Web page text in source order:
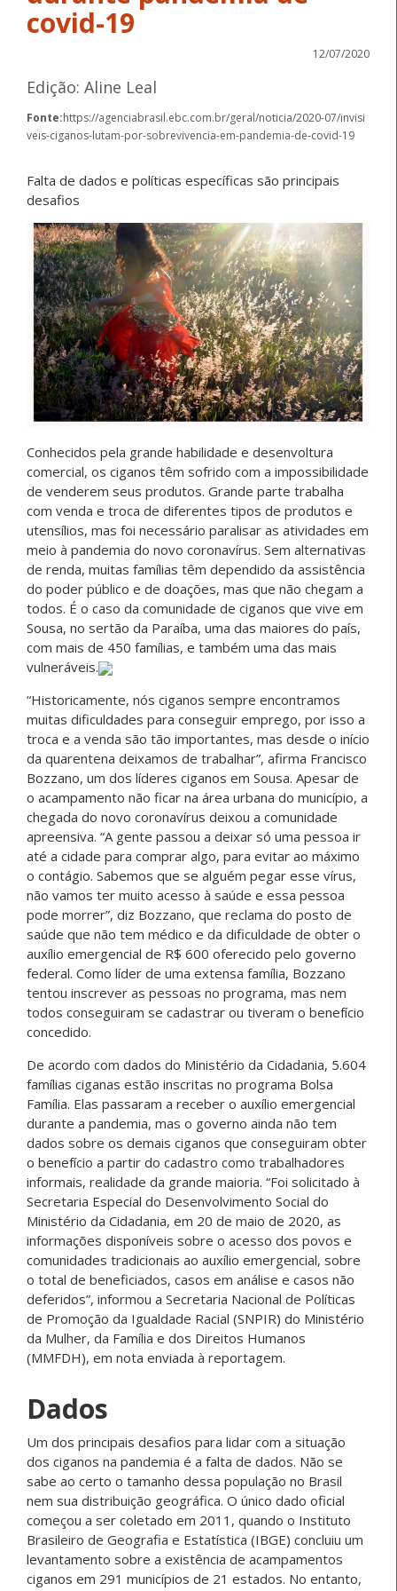
covid-19
12/07/2020
Edição: Aline Leal
Fonte:https://agenciabrasil.ebc.com.br/geral/noticia/2020-07/invisi
veis-ciganos-lutam-por-sobrevivencia-em-pandemia-de-covid-19
Falta de dados e políticas específicas são principais
desafios
Conhecidos pela grande habilidade e desenvoltura
comercial, os ciganos têm sofrido com a impossibilidade
de venderem seus produtos. Grande parte trabalha
com venda e troca de diferentes tipos de produtos e
utensílios, mas foi necessário paralisar as atividades em
meio à pandemia do novo coronavírus. Sem alternativas
de renda, muitas famílias têm dependido da assistência
do poder público e de doações, mas que não chegam a
todos. É o caso da comunidade de ciganos que vive em
Sousa, no sertão da Paraíba, uma das maiores do país,
com mais de 450 famílias, e também uma das mais
vulneráveis.
“Historicamente, nós ciganos sempre encontramos
muitas dificuldades para conseguir emprego, por isso a
troca e a venda são tão importantes, mas desde o início
da quarentena deixamos de trabalhar”, afirma Francisco
Bozzano, um dos líderes ciganos em Sousa. Apesar de
o acampamento não ficar na área urbana do município, a
chegada do novo coronavírus deixou a comunidade
apreensiva. “A gente passou a deixar só uma pessoa ir
até a cidade para comprar algo, para evitar ao máximo
o contágio. Sabemos que se alguém pegar esse vírus,
não vamos ter muito acesso à saúde e essa pessoa
pode morrer”, diz Bozzano, que reclama do posto de
saúde que não tem médico e da dificuldade de obter o
auxílio emergencial de R$ 600 oferecido pelo governo
federal. Como líder de uma extensa família, Bozzano
tentou inscrever as pessoas no programa, mas nem
todos conseguiram se cadastrar ou tiveram o benefício
concedido.
De acordo com dados do Ministério da Cidadania, 5.604
famílias ciganas estão inscritas no programa Bolsa
Família. Elas passaram a receber o auxílio emergencial
durante a pandemia, mas o governo ainda não tem
dados sobre os demais ciganos que conseguiram obter
o benefício a partir do cadastro como trabalhadores
informais, realidade da grande maioria. “Foi solicitado à
Secretaria Especial do Desenvolvimento Social do
Ministério da Cidadania, em 20 de maio de 2020, as
informações disponíveis sobre o acesso dos povos e
comunidades tradicionais ao auxílio emergencial, sobre
o total de beneficiados, casos em análise e casos não
deferidos”, informou a Secretaria Nacional de Políticas
de Promoção da Igualdade Racial (SNPIR) do Ministério
da Mulher, da Família e dos Direitos Humanos
(MMFDH), em nota enviada à reportagem.
Dados
Um dos principais desafios para lidar com a situação
dos ciganos na pandemia é a falta de dados. Não se
sabe ao certo o tamanho dessa população no Brasil
nem sua distribuição geográfica. O único dado oficial
começou a ser coletado em 2011, quando o Instituto
Brasileiro de Geografia e Estatística (IBGE) concluiu um
levantamento sobre a existência de acampamentos
ciganos em 291 municípios de 21 estados. No entanto,